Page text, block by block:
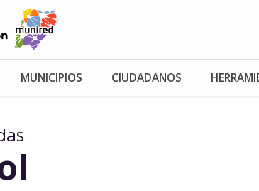
MUNICIPIOS CIUDADANOS